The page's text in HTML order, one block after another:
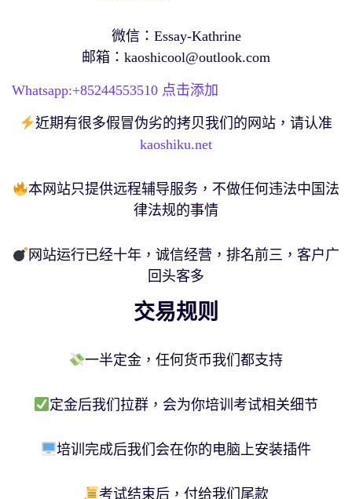
微信：Essay-Kathrine
邮箱： kaoshicool@outlook.com
Whatsapp:+85244553510 点击添加
近期有很多假冒伪劣的拷贝我们的网站，请认准
kaoshiku.net
本网站只提供远程辅导服务，不做任何违法中国法
律法规的事情
网站运行已经十年，诚信经营，排名前三，客户广
回头客多
交易规则
一半定金，任何货币我们都支持
定金后我们拉群，会为你培训考试相关细节
培训完成后我们会在你的电脑上安装插件
考试结束后，付给我们尾款